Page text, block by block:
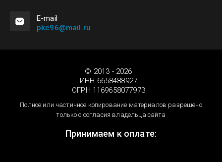
Е-mail
pkc96@mail.ru
© 2013 - 2026
ИНН 6658488927
ОГРН 1169658077973
Полное или частичное копирование материалов разрешено
только с согласия владельца сайта
Принимаем к оплате: